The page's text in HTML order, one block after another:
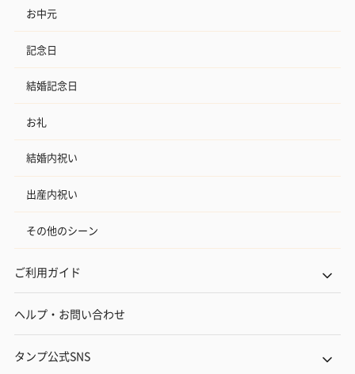
お中元
記念日
結婚記念日
お礼
結婚内祝い
出産内祝い
その他のシーン
ご利用ガイド
ヘルプ・お問い合わせ
タンプ公式SNS